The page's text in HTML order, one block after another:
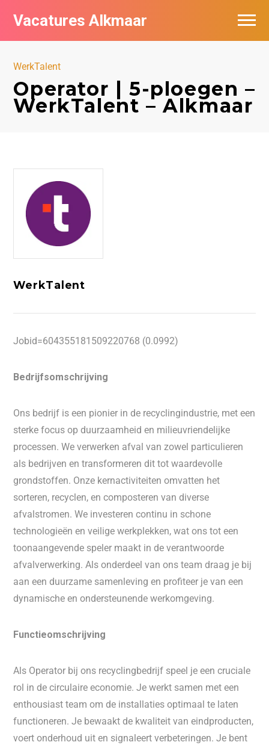
Vacatures Alkmaar
WerkTalent
Operator | 5-ploegen –
WerkTalent – Alkmaar
WerkTalent
Jobid=604355181509220768 (0.0992)
Bedrijfsomschrijving
Ons bedrijf is een pionier in de recyclingindustrie, met een
sterke focus op duurzaamheid en milieuvriendelijke
processen. We verwerken afval van zowel particulieren
als bedrijven en transformeren dit tot waardevolle
grondstoffen. Onze kernactiviteiten omvatten het
sorteren, recyclen, en composteren van diverse
afvalstromen. We investeren continu in schone
technologieën en veilige werkplekken, wat ons tot een
toonaangevende speler maakt in de verantwoorde
afvalverwerking. Als onderdeel van ons team draag je bij
aan een duurzame samenleving en profiteer je van een
dynamische en ondersteunende werkomgeving.
Functieomschrijving
Als Operator bij ons recyclingbedrijf speel je een cruciale
rol in de circulaire economie. Je werkt samen met een
enthousiast team om de installaties optimaal te laten
functioneren. Je bewaakt de kwaliteit van eindproducten,
voert onderhoud uit en signaleert verbeteringen. Je bent
Vacatures per bedrijf